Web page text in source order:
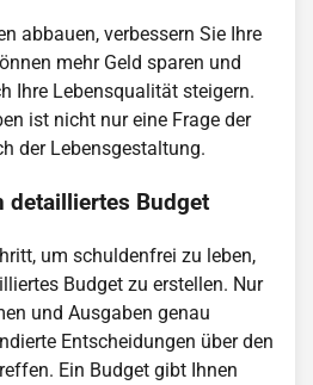
abbauen, verbessern Sie Ihre
mehr Geld sparen und
Ihre Lebensqualität steigern.
ist nicht nur eine Frage der
der Lebensgestaltung.
detailliertes Budget
um schuldenfrei zu leben,
Budget zu erstellen. Nur
und Ausgaben genau
Entscheidungen über den
Ein Budget gibt Ihnen